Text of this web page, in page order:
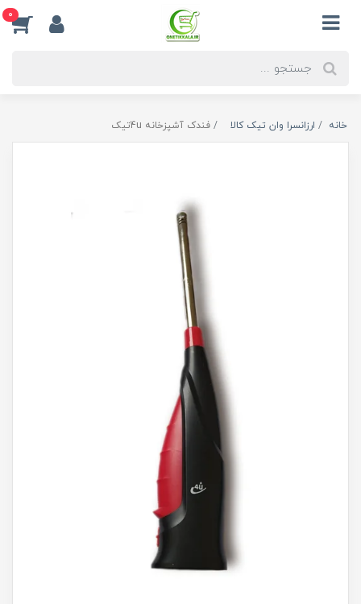
0
خانه ارزانسرا وان تیک کالا فندک آشپزخانه 4uتیک